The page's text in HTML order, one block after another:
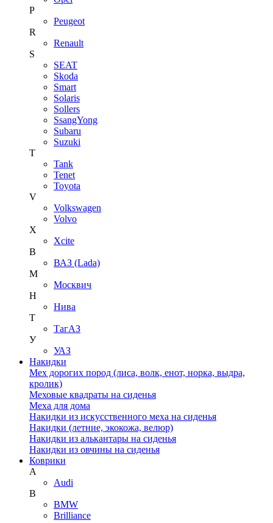
P
Peugeot
R
Renault
S
SEAT
Skoda
Smart
Solaris
Sollers
SsangYong
Subaru
Suzuki
T
Tank
Tenet
Toyota
V
Volkswagen
Volvo
X
Xcite
В
ВАЗ (Lada)
М
Москвич
Н
Нива
Т
ТагАЗ
У
УАЗ
Накидки
Мех дорогих пород (лиса, волк, енот, норка, выдра,
кролик)
Меховые квадраты на сиденья
Меха для дома
Накидки из искусственного меха на сиденья
Накидки (летние, экокожа, велюр)
Накидки из алькантары на сиденья
Накидки из овчины на сиденья
Коврики
A
Audi
B
BMW
Brilliance